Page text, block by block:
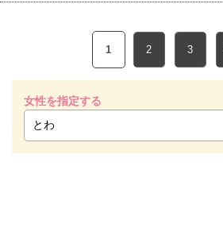
1 2 3
女性を指定する